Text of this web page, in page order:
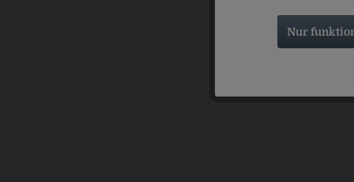
Nur